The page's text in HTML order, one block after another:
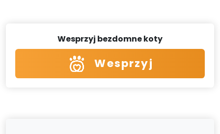
Wesprzyj bezdomne koty
Wesprzyj